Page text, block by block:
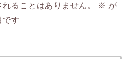
ることはありません。 ※ が
です